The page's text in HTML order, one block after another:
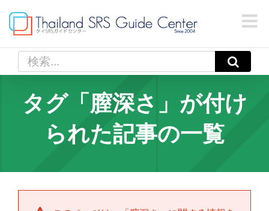
content
索
タグ「膣深さ」が付け
られた記事の一覧